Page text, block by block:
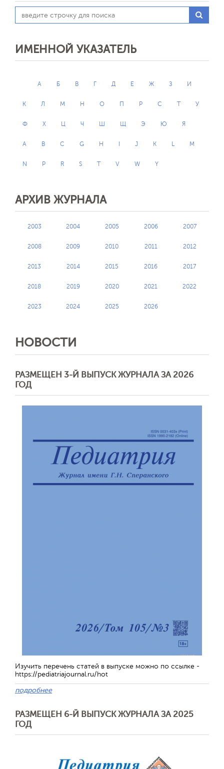
ИМЕННОЙ УКАЗАТЕЛЬ
А Б В Г Д Е Ж З И
К Л М Н О П Р С Т У
Ф Х Ц Ч Ш Щ Э Ю Я
A B C G H J K L M
N P R S T V W Y
АРХИВ ЖУРНАЛА
2003 2004 2005 2006 2007
2008 2009 2010 2011 2012
2013 2014 2015 2016 2017
2018 2019 2020 2021 2022
2023 2024 2025 2026
НОВОСТИ
РАЗМЕЩЕН 3-Й ВЫПУСК ЖУРНАЛА ЗА 2026
ГОД
Изучить перечень статей в выпуске можно по ссылке -
https://pediatriajournal.ru/hot
подробнее
РАЗМЕЩЕН 6-Й ВЫПУСК ЖУРНАЛА ЗА 2025
ГОД